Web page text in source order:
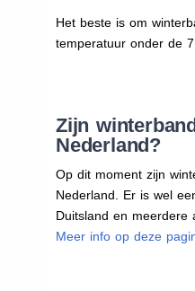
Het beste is om
temperatuur onder de
Zijn
Nederland?
Op dit moment zijn
Nederland. Er is wel
Duitsland en meerdere
Meer info op deze